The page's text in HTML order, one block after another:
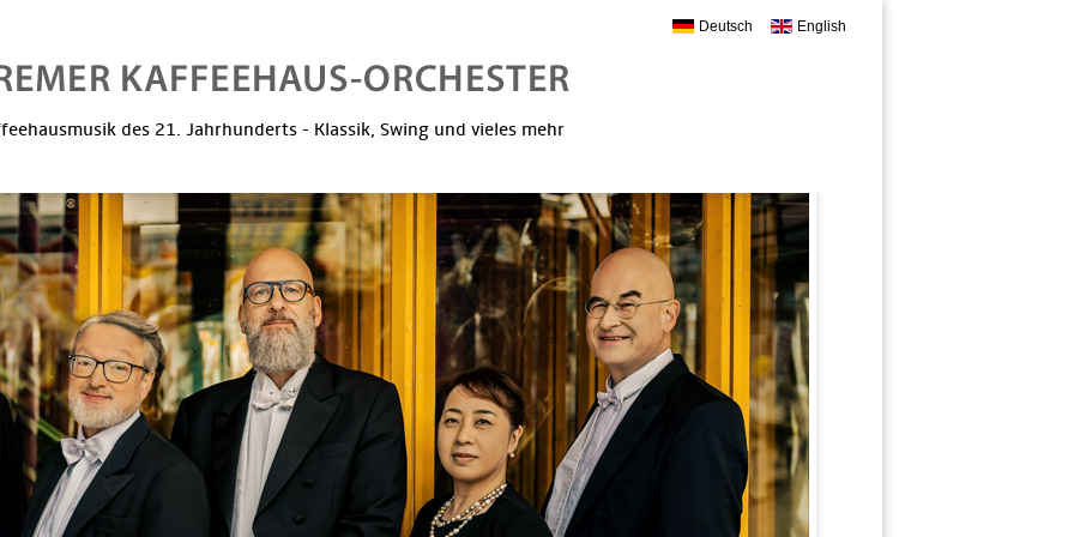
Deutsch English
des 21. Jahrhunderts - Klassik, Swing und vieles mehr